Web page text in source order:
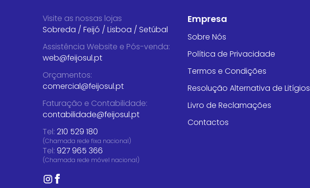
Visite as nossas lojas
Sobreda / Feijó / Lisboa / Setúbal
Assistência Website e Pós-venda:
web@feijosul.pt
Orçamentos:
comercial@feijosul.pt
Faturação e Contabilidade:
contabilidade@feijosul.pt
Tel: 210 529 180
(Chamada rede fixa nacional)
Tel: 927 965 366
(Chamada rede móvel nacional)
Empresa
Sobre Nós
Política de Privacidade
Termos e Condições
Resolução Alternativa de Litígios
Livro de Reclamações
Contactos